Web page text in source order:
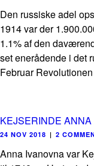
Den russiske adel
1914 var der
1.1% af den
set enerådende i det
Februar
KEJSERINDE
24 NOV 2018 | 2
Anna Ivanovna var